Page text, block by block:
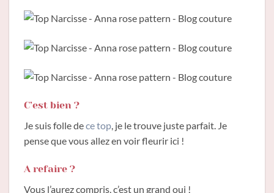
C’est bien ?
Je suis folle dece top, je le trouve juste parfait. Je
pense que vous allez en voir fleurir ici !
A refaire ?
Vous l’aurez compris, c’est un grand oui !